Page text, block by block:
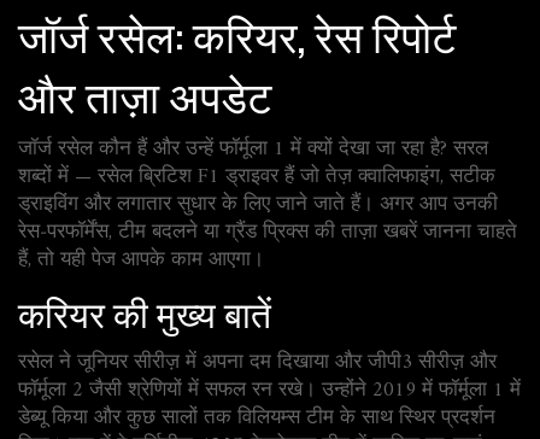
जॉर्ज रसेल: करियर, रेस रिपोर्ट
और ताज़ा अपडेट
जॉर्ज रसेल कौन हैं और उन्हें फॉर्मूला 1 में क्यों देखा जा रहा है? सरल
शब्दों में — रसेल ब्रिटिश F1 ड्राइवर हैं जो तेज़ क्वालिफाइंग, सटीक
ड्राइविंग और लगातार सुधार के लिए जाने जाते हैं। अगर आप उनकी
रेस‑परफॉर्मेंस, टीम बदलने या ग्रैंड प्रिक्स की ताज़ा खबरें जानना चाहते
हैं, तो यही पेज आपके काम आएगा।
करियर की मुख्य बातें
रसेल ने जूनियर सीरीज़ में अपना दम दिखाया और जीपी3 सीरीज़ और
फॉर्मूला 2 जैसी श्रेणियों में सफल रन रखे। उन्होंने 2019 में फॉर्मूला 1 में
डेब्यू किया और कुछ सालों तक विलियम्स टीम के साथ स्थिर प्रदर्शन